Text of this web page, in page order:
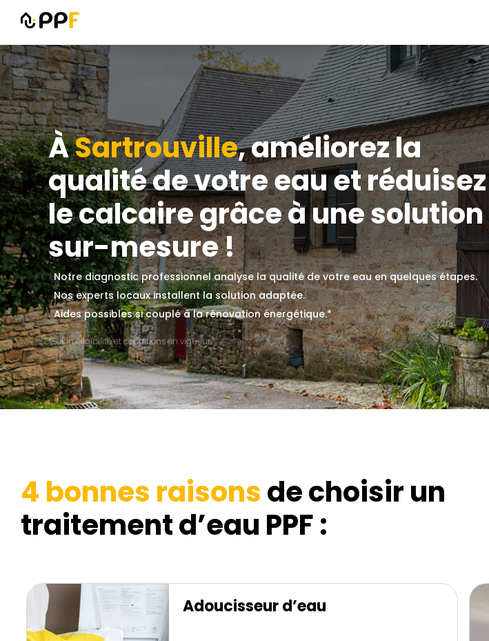
ÀSartrouville, améliorez la
qualité de votre eau et réduisez
le calcaire grâce à une solution
sur-mesure !
Notre diagnostic professionnel analyse la qualité de votre eau en quelques étapes.
Nos experts locaux installent la solution adaptée.
Aides possibles si couplé à la rénovation énergétique.*
*Selon éligibilité et conditions en vigueur.
4 bonnes raisonsde choisir un
traitement d’eau PPF :
Adoucisseur d’eau